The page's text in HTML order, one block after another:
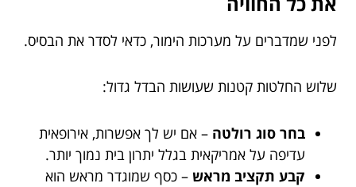
לפני שמדברים על מערכות הימור, כדאי לסדר את הבסיס.
שלוש החלטות קטנות שעושות הבדל גדול:
בחר סוג רולטה – אם יש לך אפשרות, אירופאית
עדיפה על אמריקאית בגלל יתרון בית נמוך יותר.
קבע תקציב מראש – כסף שמוגדר מראש הוא